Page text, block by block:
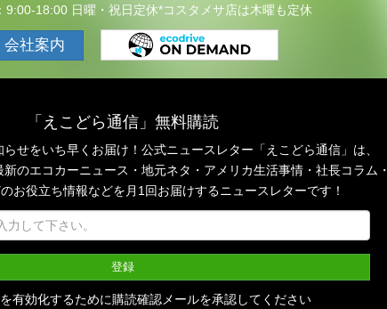
9:00-18:00 日曜・祝日定休*コスタメサ店は木曜も定休
会社案内
「えこどら通信」無料購読
せをいち早くお届け！公式ニュースレター「えこどら通信」は、
のエコカーニュース・地元ネタ・アメリカ生活事情・社長コラム・
お役立ち情報などを月1回お届けするニュースレターです！
有効化するために購読確認メールを承認してください